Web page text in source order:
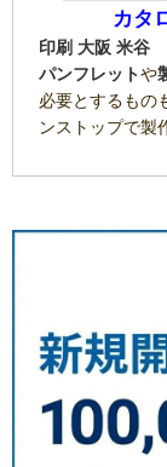
カタ
印刷 大阪 米谷
パンフレットや
必要とするもの
ンストップで製